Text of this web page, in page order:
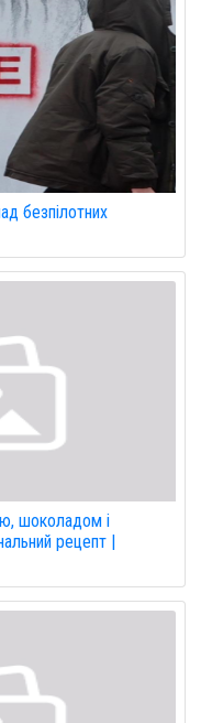
безпілотних
шоколадом і
рецепт |